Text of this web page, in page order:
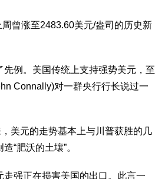
曾涨至2483.60美元/盎司的历史新
例。美国传统上支持强势美元，至
Connally)对一群央行行长说过一
美元的走势基本上与川普获胜的几
“肥沃的土壤”。
强正在损害美国的出口。此言一